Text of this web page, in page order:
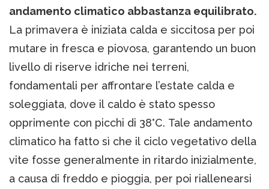
andamento climatico abbastanza equilibrato.
La primavera è iniziata calda e siccitosa per poi
mutare in fresca e piovosa, garantendo un buon
livello di riserve idriche nei terreni,
fondamentali per affrontare l’estate calda e
soleggiata, dove il caldo è stato spesso
opprimente con picchi di 38°C. Tale andamento
climatico ha fatto sì che il ciclo vegetativo della
vite fosse generalmente in ritardo inizialmente,
a causa di freddo e pioggia, per poi riallenearsi